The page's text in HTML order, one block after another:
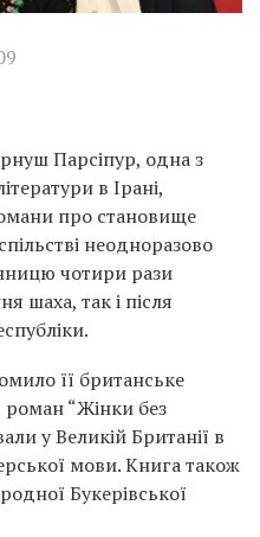
Парсіпур, одна з
в Ірані,
про становище
неодноразово
чотири рази
шаха, так і після
її британське
роман “Жінки без
у Великій Британії в
мови. Книга також
Букерівської